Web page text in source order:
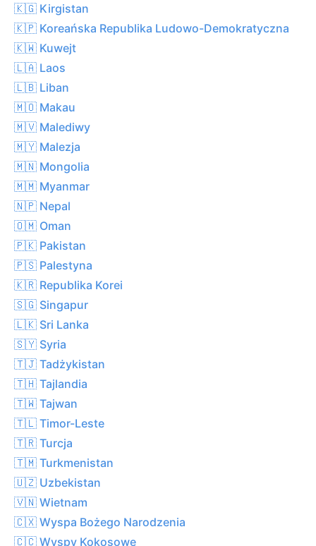
🇰🇬 Kirgistan
🇰🇵 Koreańska Republika Ludowo-Demokratyczna
🇰🇼 Kuwejt
🇱🇦 Laos
🇱🇧 Liban
🇲🇴 Makau
🇲🇻 Malediwy
🇲🇾 Malezja
🇲🇳 Mongolia
🇲🇲 Myanmar
🇳🇵 Nepal
🇴🇲 Oman
🇵🇰 Pakistan
🇵🇸 Palestyna
🇰🇷 Republika Korei
🇸🇬 Singapur
🇱🇰 Sri Lanka
🇸🇾 Syria
🇹🇯 Tadżykistan
🇹🇭 Tajlandia
🇹🇼 Tajwan
🇹🇱 Timor-Leste
🇹🇷 Turcja
🇹🇲 Turkmenistan
🇺🇿 Uzbekistan
🇻🇳 Wietnam
🇨🇽 Wyspa Bożego Narodzenia
🇨🇨 Wyspy Kokosowe